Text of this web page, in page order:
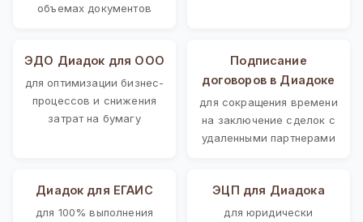
объемах документов
ЭДО Диадок для ООО
для оптимизации бизнес-
процессов и снижения
затрат на бумагу
Подписание
договоров в Диадоке
для сокращения времени
на заключение сделок с
удаленными партнерами
Диадок для ЕГАИС
для 100% выполнения
ЭЦП для Диадока
для юридически